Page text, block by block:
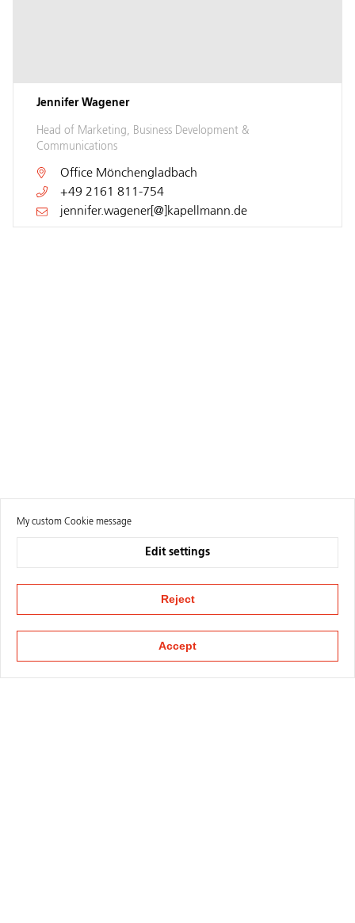
Jennifer Wagener
Head of Marketing, Business Development &
Communications
Office Mönchengladbach
+49 2161 811-754
jennifer.wagener[@]kapellmann.de
My custom Cookie message
Edit settings
Reject
Accept